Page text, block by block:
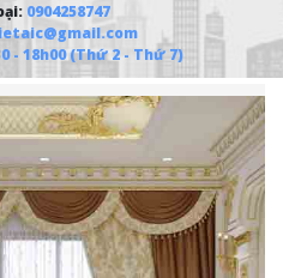
0904258747
- 18h00 (Thứ 2 - Thứ 7)